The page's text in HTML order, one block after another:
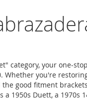
category, your one-
Whether you're
good fitment
1950s Duett, a 1970s